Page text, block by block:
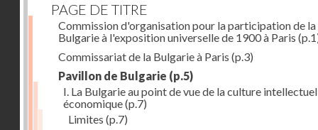
PAGE DE TITRE
Commission d'organisation pour la participation de la
Bulgarie à l'exposition universelle de 1900 à Paris
Commissariat de la Bulgarie à Paris (p.3)
Pavillon de Bulgarie (p.5)
I. La Bulgarie au point de vue de la culture
économique(p.7)
Limites (p.7)